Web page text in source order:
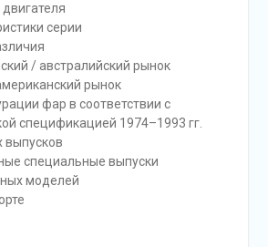
двигателя
серии
/ австралийский рынок
рынок
фар в соответствии с
спецификацией 1974–1993 гг.
выпусков
специальные выпуски
моделей